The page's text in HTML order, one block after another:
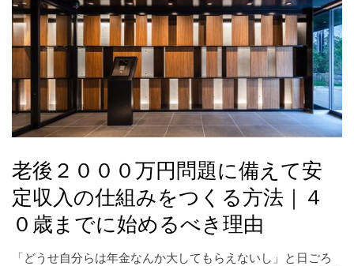
老後２０００万円問題に備えて安
定収入の仕組みをつくる方法｜４
０歳までに始めるべき理由
「どうせ自分らは年金なんか大してもらえないし」と日ごろ